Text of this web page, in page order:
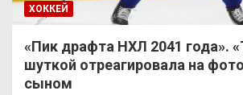
ХОККЕЙ
«Пик драфта НХЛ 2041 года».
шуткой отреагировала на
сыном